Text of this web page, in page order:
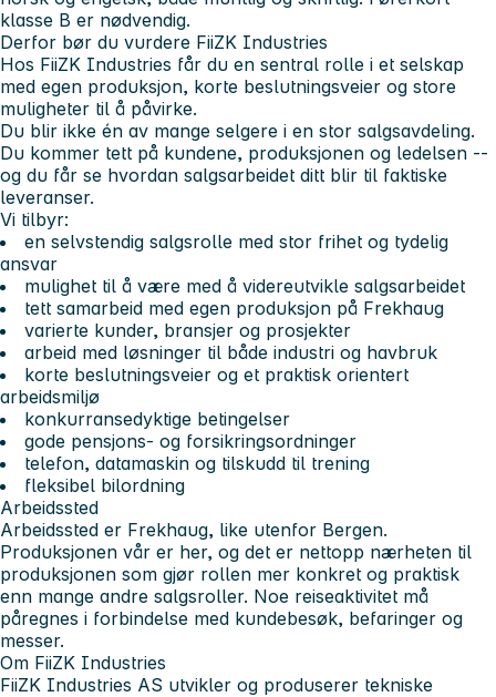
klasse B er nødvendig.
Derfor bør du vurdere FiiZK Industries
Hos FiiZK Industries får du en sentral rolle i et selskap
med egen produksjon, korte beslutningsveier og store
muligheter til å påvirke.
Du blir ikke én av mange selgere i en stor salgsavdeling.
Du kommer tett på kundene, produksjonen og ledelsen --
og du får se hvordan salgsarbeidet ditt blir til faktiske
leveranser.
Vi tilbyr:
en selvstendig salgsrolle med stor frihet og tydelig
ansvar
mulighet til å være med å videreutvikle salgsarbeidet
tett samarbeid med egen produksjon på Frekhaug
varierte kunder, bransjer og prosjekter
arbeid med løsninger til både industri og havbruk
korte beslutningsveier og et praktisk orientert
arbeidsmiljø
konkurransedyktige betingelser
gode pensjons- og forsikringsordninger
telefon, datamaskin og tilskudd til trening
fleksibel bilordning
Arbeidssted
Arbeidssted er Frekhaug, like utenfor Bergen.
Produksjonen vår er her, og det er nettopp nærheten til
produksjonen som gjør rollen mer konkret og praktisk
enn mange andre salgsroller. Noe reiseaktivitet må
påregnes i forbindelse med kundebesøk, befaringer og
messer.
Om FiiZK Industries
FiiZK Industries AS utvikler og produserer tekniske